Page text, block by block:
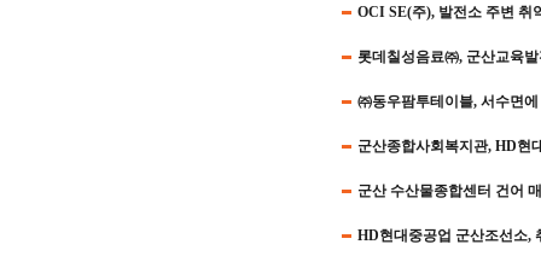
OCI SE(주), 발전소 주변 취
롯데칠성음료㈜, 군산교육
㈜동우팜투테이블, 서수면
군산종합사회복지관, HD현
군산 수산물종합센터 건어
HD현대중공업 군산조선소,